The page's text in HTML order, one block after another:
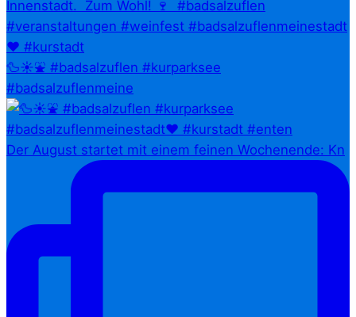
🦆☀️⛲ #badsalzuflen #kurparksee
#badsalzuflenmeine
Der August startet mit einem feinen Wochenende: Kn